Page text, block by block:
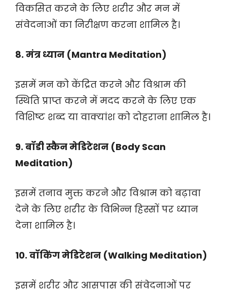
विकसित करने के लिए शरीर और मन में
संवेदनाओं का निरीक्षण करना शामिल है।
8. मंत्र ध्यान (Mantra Meditation)
इसमें मन को केंद्रित करने और विश्राम की
स्थिति प्राप्त करने में मदद करने के लिए एक
विशिष्ट शब्द या वाक्यांश को दोहराना शामिल है।
9. बॉडी स्कैन मेडिटेशन (Body Scan
Meditation)
इसमें तनाव मुक्त करने और विश्राम को बढ़ावा
देने के लिए शरीर के विभिन्न हिस्सों पर ध्यान
देना शामिल है।
10. वॉकिंग मेडिटेशन (Walking Meditation)
इसमें शरीर और आसपास की संवेदनाओं पर